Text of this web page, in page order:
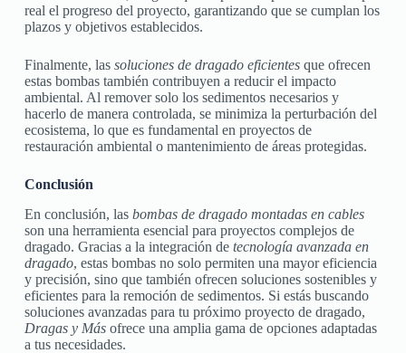
real el progreso del proyecto, garantizando que se cumplan los
plazos y objetivos establecidos.
Finalmente, las soluciones de dragado eficientesque ofrecen
estas bombas también contribuyen a reducir el impacto
ambiental. Al remover solo los sedimentos necesarios y
hacerlo de manera controlada, se minimiza la perturbación del
ecosistema, lo que es fundamental en proyectos de
restauración ambiental o mantenimiento de áreas protegidas.
Conclusión
En conclusión, las bombas de dragado montadas en cables
son una herramienta esencial para proyectos complejos de
dragado. Gracias a la integración de tecnología avanzada en
dragado, estas bombas no solo permiten una mayor eficiencia
y precisión, sino que también ofrecen soluciones sostenibles y
eficientes para la remoción de sedimentos. Si estás buscando
soluciones avanzadas para tu próximo proyecto de dragado,
Dragas y Másofrece una amplia gama de opciones adaptadas
a tus necesidades.